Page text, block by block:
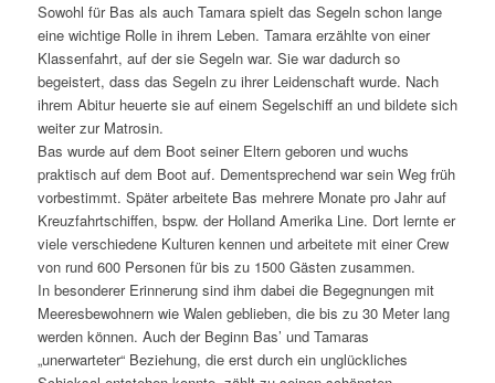
Sowohl für Bas als auch Tamara spielt das Segeln schon lange
eine wichtige Rolle in ihrem Leben. Tamara erzählte von einer
Klassenfahrt, auf der sie Segeln war. Sie war dadurch so
begeistert, dass das Segeln zu ihrer Leidenschaft wurde. Nach
ihrem Abitur heuerte sie auf einem Segelschiff an und bildete sich
weiter zur Matrosin.
Bas wurde auf dem Boot seiner Eltern geboren und wuchs
praktisch auf dem Boot auf. Dementsprechend war sein Weg früh
vorbestimmt. Später arbeitete Bas mehrere Monate pro Jahr auf
Kreuzfahrtschiffen, bspw. der Holland Amerika Line. Dort lernte er
viele verschiedene Kulturen kennen und arbeitete mit einer Crew
von rund 600 Personen für bis zu 1500 Gästen zusammen.
In besonderer Erinnerung sind ihm dabei die Begegnungen mit
Meeresbewohnern wie Walen geblieben, die bis zu 30 Meter lang
werden können. Auch der Beginn Bas’ und Tamaras
„unerwarteter“ Beziehung, die erst durch ein unglückliches